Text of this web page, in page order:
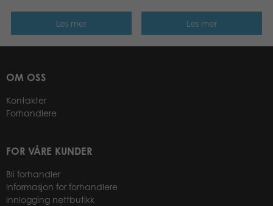
Les mer Les mer
OM OSS
Kontakter
Forhandlere
FOR VÅRE KUNDER
Bli forhandler
Informasjon for forhandlere
Innlogging nettbutikk